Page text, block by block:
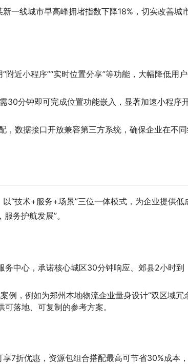
一线城市早高峰拥堵指数下降18%，切实改善城
近小程序”“实时位置分享”等功能，大幅降低用
30分钟即可完成位置功能嵌入，显著加速小程序
，数据接口开放兼容第三方系统，确保企业在不
“技术+服务+场景”三位一体模式，为企业提供低
务护航发展”。
务中心，承诺核心城区30分钟响应、郊县2小时到
例，例如为郑州本地物流企业量身设计“双区域冗
落地、可复制的参考方案。
7折优惠，资源包组合搭配最高可节省30%成本